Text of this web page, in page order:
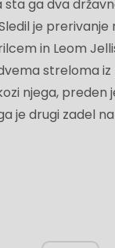
sta ga dva
je
in Leom
streloma
njega, preden
je drugi zadel